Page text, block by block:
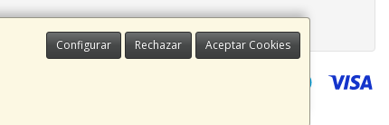
Configurar Rechazar Aceptar Cookies